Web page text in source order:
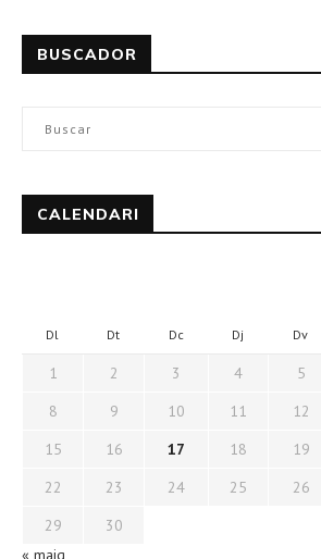
BUSCADOR
CALENDARI
Dl Dt Dc Dj Dv
1 2 3 4 5
8
9 10 11 12
15
16 17 18 19
22
23 24 25 26
29
30
« maig